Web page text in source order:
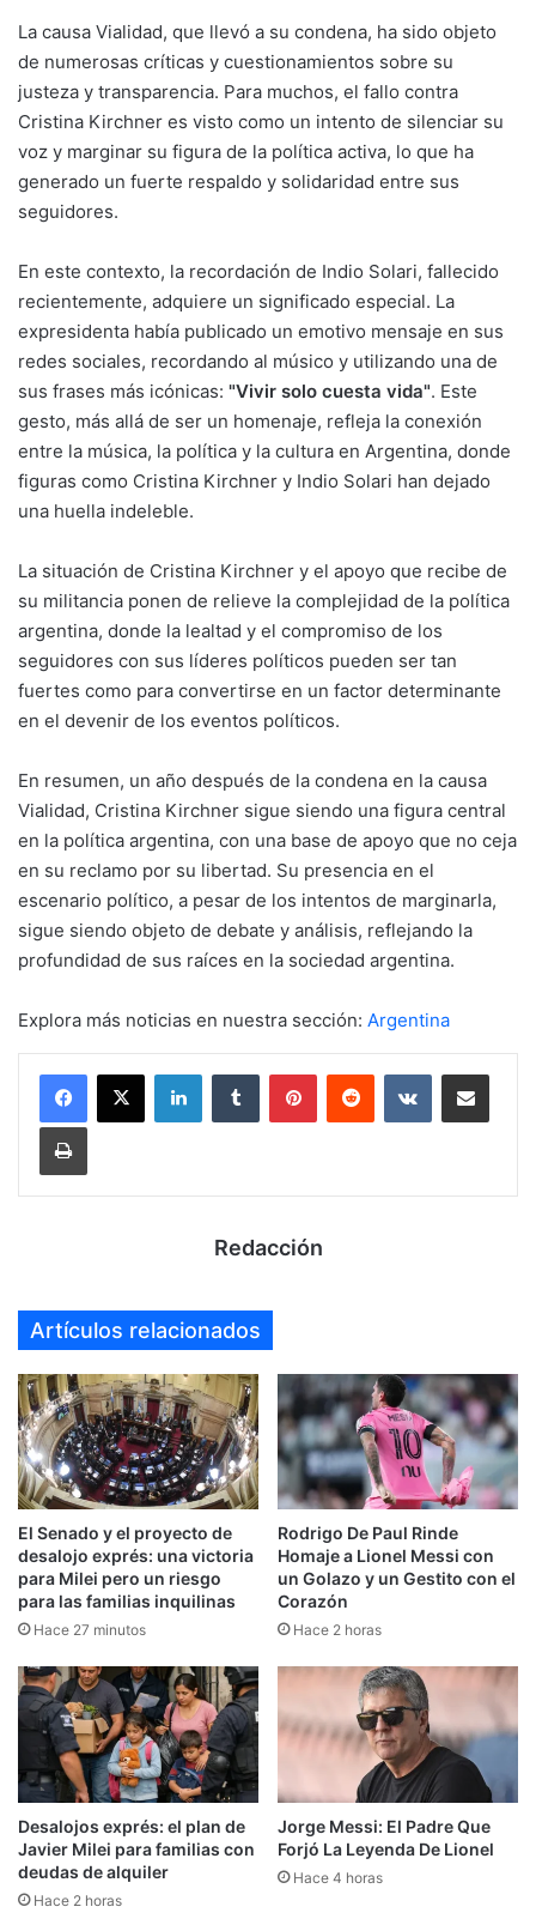
La causa Vialidad, que llevó a su condena, ha sido objeto
de numerosas críticas y cuestionamientos sobre su
justeza y transparencia. Para muchos, el fallo contra
Cristina Kirchner es visto como un intento de silenciar su
voz y marginar su figura de la política activa, lo que ha
generado un fuerte respaldo y solidaridad entre sus
seguidores.
En este contexto, la recordación de Indio Solari, fallecido
recientemente, adquiere un significado especial. La
expresidenta había publicado un emotivo mensaje en sus
redes sociales, recordando al músico y utilizando una de
sus frases más icónicas: "Vivir solo cuesta vida". Este
gesto, más allá de ser un homenaje, refleja la conexión
entre la música, la política y la cultura en Argentina, donde
figuras como Cristina Kirchner y Indio Solari han dejado
una huella indeleble.
La situación de Cristina Kirchner y el apoyo que recibe de
su militancia ponen de relieve la complejidad de la política
argentina, donde la lealtad y el compromiso de los
seguidores con sus líderes políticos pueden ser tan
fuertes como para convertirse en un factor determinante
en el devenir de los eventos políticos.
En resumen, un año después de la condena en la causa
Vialidad, Cristina Kirchner sigue siendo una figura central
en la política argentina, con una base de apoyo que no ceja
en su reclamo por su libertad. Su presencia en el
escenario político, a pesar de los intentos de marginarla,
sigue siendo objeto de debate y análisis, reflejando la
profundidad de sus raíces en la sociedad argentina.
Explora más noticias en nuestra sección: Argentina
LinkedInTumblr PinterestReddit VKontakteCompartir por mail
Imprimir
Redacción
Artículos relacionados
El Senado y el proyecto de
desalojo exprés: una victoria
para Milei pero un riesgo
para las familias inquilinas
Hace 27 minutos
Rodrigo De Paul Rinde
Homaje a Lionel Messi con
un Golazo y un Gestito con el
Corazón
Hace 2 horas
Desalojos exprés: el plan de
Javier Milei para familias con
deudas de alquiler
Hace 2 horas
Jorge Messi: El Padre Que
Forjó La Leyenda De Lionel
Hace 4 horas